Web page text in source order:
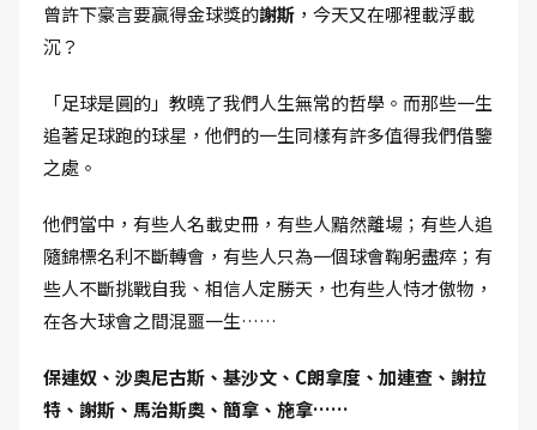
曾許下豪言要贏得金球獎的謝斯 ，今天又在哪裡載浮載
沉？
「足球是圓的」教曉了我們人生無常的哲學。而那些一生
追著足球跑的球星，他們的一生同樣有許多值得我們借鑒
之處。
他們當中，有些人名載史冊，有些人黯然離場；有些人追
隨錦標名利不斷轉會，有些人只為一個球會鞠躬盡瘁；有
些人不斷挑戰自我、相信人定勝天，也有些人恃才傲物，
在各大球會之間混噩一生……
保連奴、沙奧尼古斯、基沙文、C朗拿度、加連查、謝拉
特、謝斯、馬治斯奧、簡拿、施拿……